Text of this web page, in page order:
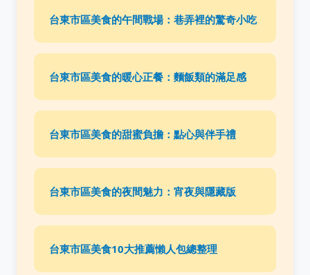
台東市區美食的午間戰場：巷弄裡的驚奇小吃
台東市區美食的暖心正餐：麵飯類的滿足感
台東市區美食的甜蜜負擔：點心與伴手禮
台東市區美食的夜間魅力：宵夜與隱藏版
台東市區美食10大推薦懶人包總整理